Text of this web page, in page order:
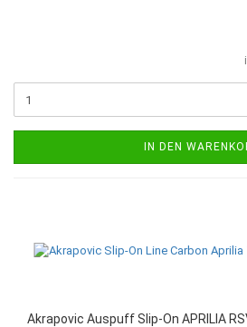
IN DEN
Akrapovic Auspuff Slip-On APRILIA